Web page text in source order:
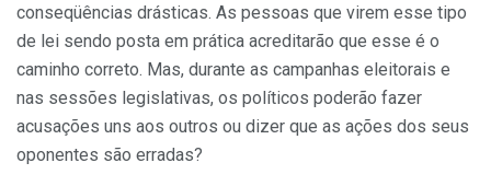
conseqüências drásticas. As pessoas que virem esse tipo
de lei sendo posta em prática acreditarão que esse é o
caminho correto. Mas, durante as campanhas eleitorais e
nas sessões legislativas, os políticos poderão fazer
acusações uns aos outros ou dizer que as ações dos seus
oponentes são erradas?